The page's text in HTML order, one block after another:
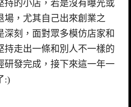
持的小店，若是沒有曝光或
場，尤其自己出來創業之
深刻，面對眾多模仿店家和
持走出一條和別人不一樣的
研發完成，接下來這一年一
:)